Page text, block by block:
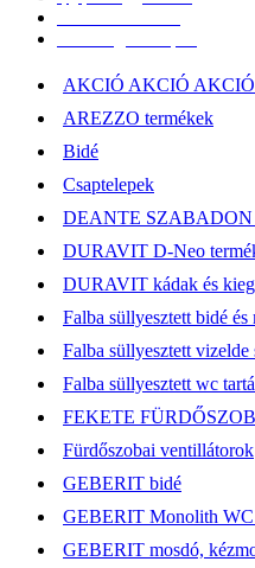
AKCIÓ AKCIÓ AKCIÓ
AREZZO termékek
Bidé
Csaptelepek
DEANTE
DURAVIT D-Neo
DURAVIT kádak és
Falba süllyesztett bidé
Falba süllyesztett vizelde
Falba süllyesztett wc
FEKETE
Fürdőszobai ventillátorok
GEBERIT bidé
GEBERIT Monolith
GEBERIT mosdó,